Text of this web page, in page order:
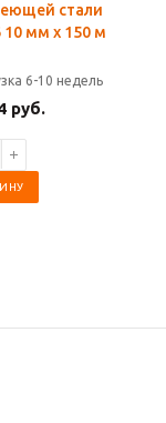
стали
10 мм x 150 м
6-10 недель
руб.